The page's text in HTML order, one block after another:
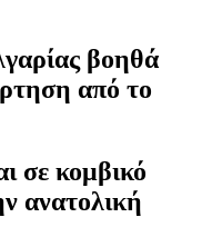
βοηθά
από το
σε κομβικό
ανατολική